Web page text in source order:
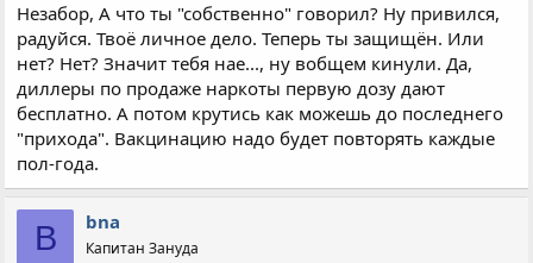
Незабор, А что ты "собственно" говорил? Ну привился,
радуйся. Твоё личное дело. Теперь ты защищён. Или
нет? Нет? Значит тебя нае..., ну вобщем кинули. Да,
диллеры по продаже наркоты первую дозу дают
бесплатно. А потом крутись как можешь до последнего
"прихода". Вакцинацию надо будет повторять каждые
пол-года.
B bna
Капитан Зануда